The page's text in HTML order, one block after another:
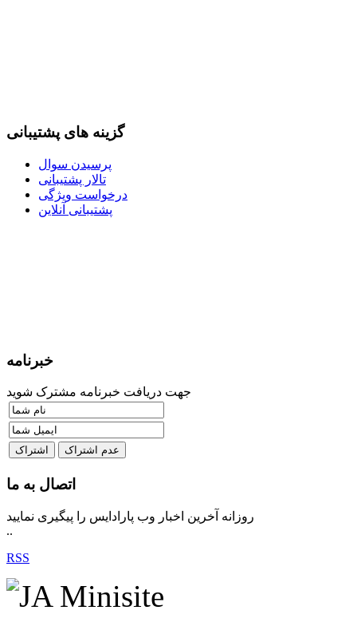
گزینه های پشتیبانی
پرسیدن سوال
تالار پشتیبانی
درخواست ویژگی
پشتیبانی آنلاین
خبرنامه
جهت دریافت خبرنامه مشترک شوید
اتصال به ما
روزانه آخرین اخبار وب پارادایس را پیگیری نمایید
..
RSS